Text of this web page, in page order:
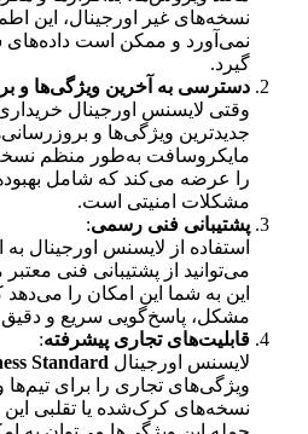
نسخه‌های غیر اورجینال، این
نمی‌آورد و ممکن است
گیرد.
دسترسی به آخرین ویژگی‌ها و
وقتی لایسنس اورجینال
جدیدترین ویژگی‌ها و
مایکروسافت به‌طور منظم
را عرضه می‌کند که شامل
مشکلات امنیتی است.
پشتیبانی فنی رسمی:
استفاده از لایسنس اورجینال
می‌توانید از پشتیبانی فنی
این به شما این امکان را
مشکل، پاسخ‌گویی سریع و دقیق
قابلیت‌های تجاری پیشرفته:
لایسنس اورجینال Standard
ویژگی‌های تجاری را برای
نسخه‌های کرک‌شده یا تقلبی این